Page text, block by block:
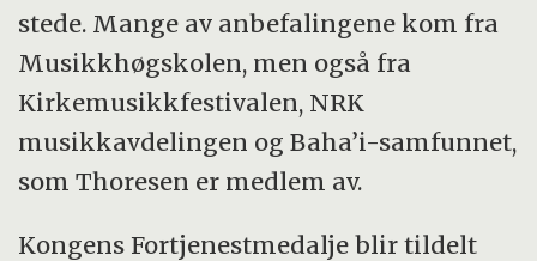
stede. Mange av anbefalingene kom fra
Musikkhøgskolen, men også fra
Kirkemusikkfestivalen, NRK
musikkavdelingen og Baha’i-samfunnet,
som Thoresen er medlem av.
Kongens Fortjenestmedalje blir tildelt